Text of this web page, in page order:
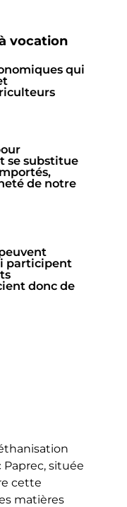
vocation
qui
se substitue
de notre
participent
donc de
Paprec, située
cette
matières